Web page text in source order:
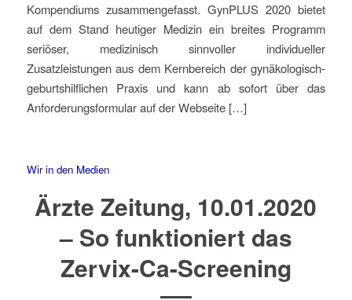
Kompendiums zusammengefasst. GynPLUS 2020 bietet
auf dem Stand heutiger Medizin ein breites Programm
seriöser, medizinisch sinnvoller individueller
Zusatzleistungen aus dem Kernbereich der gynäkologisch-
geburtshilflichen Praxis und kann ab sofort über das
Anforderungsformular auf der Webseite […]
Wir in den Medien
Ärzte Zeitung, 10.01.2020
– So funktioniert das
Zervix-Ca-Screening